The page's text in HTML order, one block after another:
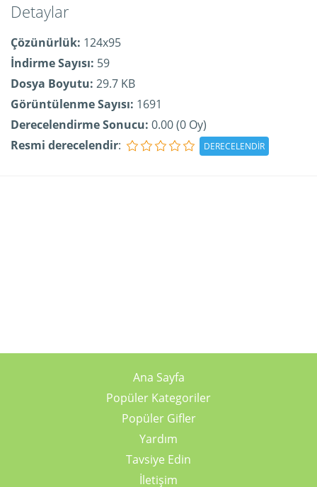
Detaylar
Çözünürlük: 124x95
İndirme Sayısı: 59
Dosya Boyutu: 29.7 KB
Görüntülenme Sayısı: 1691
Derecelendirme Sonucu: 0.00 (0 Oy)
Resmi derecelendir:
Ana Sayfa
Popüler Kategoriler
Popüler Gifler
Yardım
Tavsiye Edin
İletişim